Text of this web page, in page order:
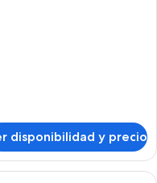
disponibilidad y precio